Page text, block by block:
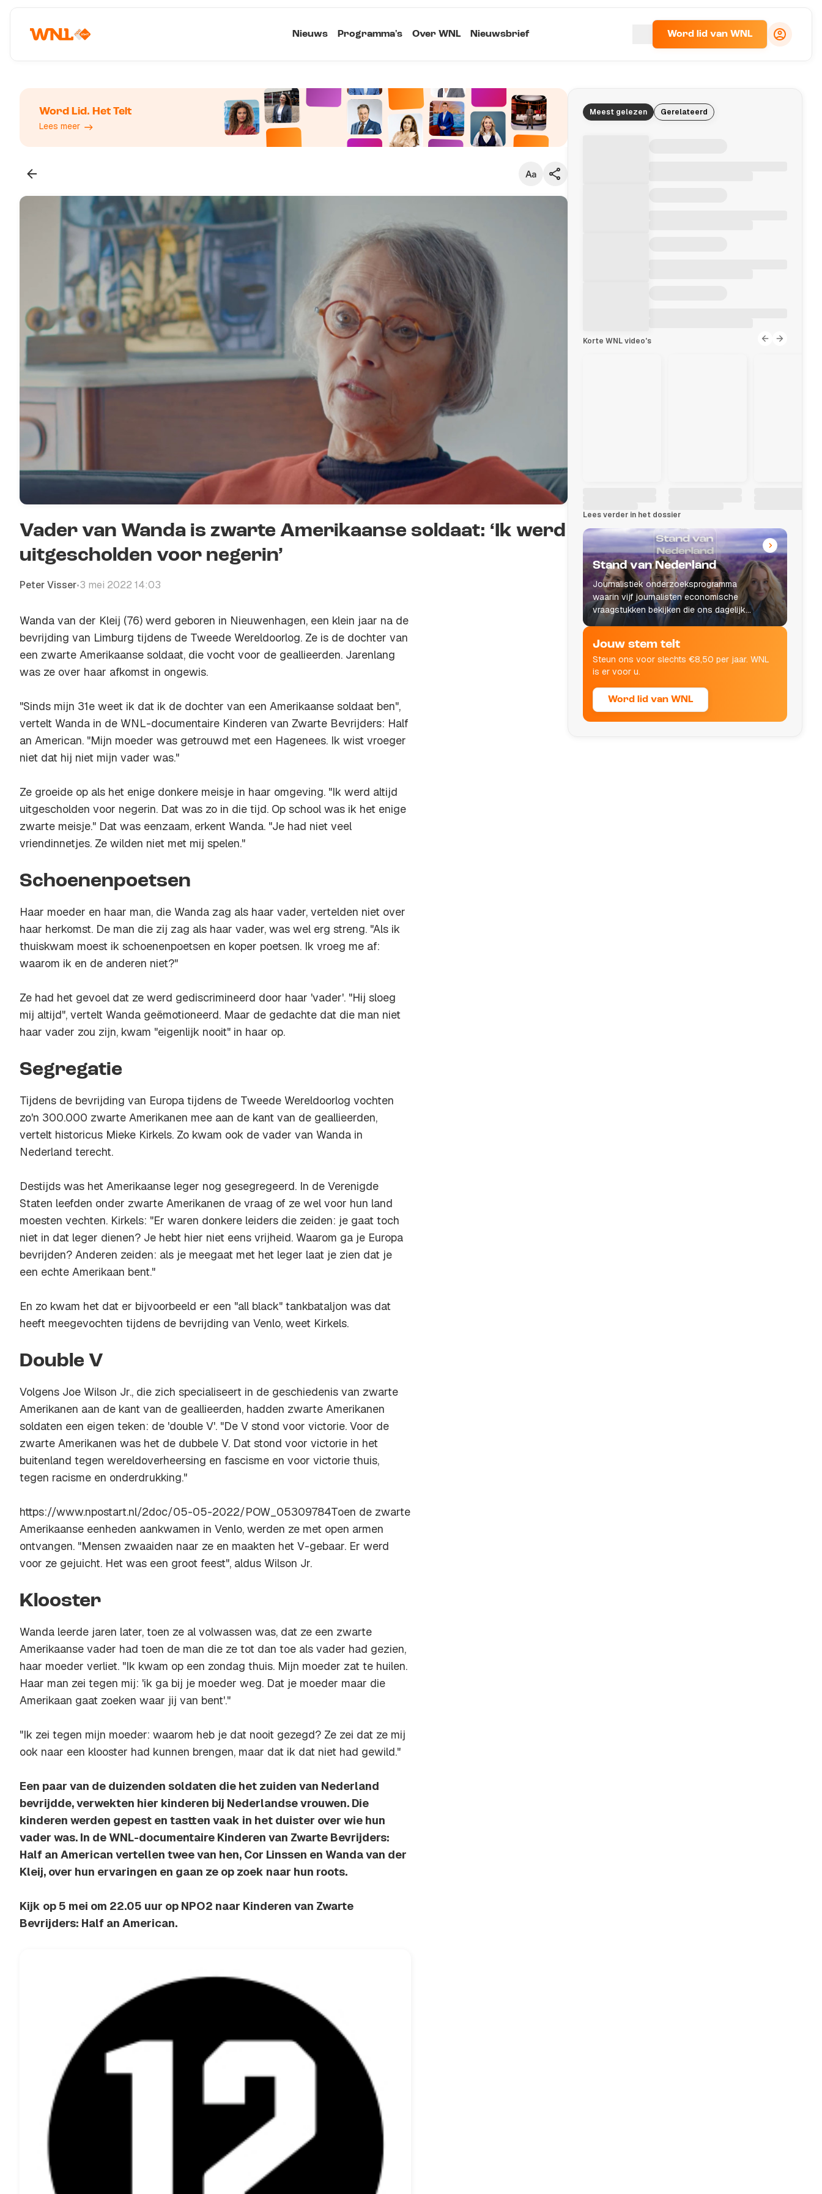
Nieuws Programma's Over WNL Nieuwsbrief Word lid van WNL
Word Lid. Het Telt
Lees meer
Vader van Wanda is zwarte Amerikaanse soldaat: ‘Ik werd
uitgescholden voor negerin’
Peter Visser•3 mei 2022 14:03
Wanda van der Kleij (76) werd geboren in Nieuwenhagen, een klein jaar na de
bevrijding van Limburg tijdens de Tweede Wereldoorlog. Ze is de dochter van
een zwarte Amerikaanse soldaat, die vocht voor de geallieerden. Jarenlang
was ze over haar afkomst in ongewis.
"Sinds mijn 31e weet ik dat ik de dochter van een Amerikaanse soldaat ben",
vertelt Wanda in de WNL-documentaire Kinderen van Zwarte Bevrijders: Half
an American. "Mijn moeder was getrouwd met een Hagenees. Ik wist vroeger
niet dat hij niet mijn vader was."
Ze groeide op als het enige donkere meisje in haar omgeving. "Ik werd altijd
uitgescholden voor negerin. Dat was zo in die tijd. Op school was ik het enige
zwarte meisje." Dat was eenzaam, erkent Wanda. "Je had niet veel
vriendinnetjes. Ze wilden niet met mij spelen."
Schoenenpoetsen
Haar moeder en haar man, die Wanda zag als haar vader, vertelden niet over
haar herkomst. De man die zij zag als haar vader, was wel erg streng. "Als ik
thuiskwam moest ik schoenenpoetsen en koper poetsen. Ik vroeg me af:
waarom ik en de anderen niet?"
Ze had het gevoel dat ze werd gediscrimineerd door haar 'vader'. "Hij sloeg
mij altijd", vertelt Wanda geëmotioneerd. Maar de gedachte dat die man niet
haar vader zou zijn, kwam "eigenlijk nooit" in haar op.
Segregatie
Tijdens de bevrijding van Europa tijdens de Tweede Wereldoorlog vochten
zo'n 300.000 zwarte Amerikanen mee aan de kant van de geallieerden,
vertelt historicus Mieke Kirkels. Zo kwam ook de vader van Wanda in
Nederland terecht.
Destijds was het Amerikaanse leger nog gesegregeerd. In de Verenigde
Staten leefden onder zwarte Amerikanen de vraag of ze wel voor hun land
moesten vechten. Kirkels: "Er waren donkere leiders die zeiden: je gaat toch
niet in dat leger dienen? Je hebt hier niet eens vrijheid. Waarom ga je Europa
bevrijden? Anderen zeiden: als je meegaat met het leger laat je zien dat je
een echte Amerikaan bent."
En zo kwam het dat er bijvoorbeeld er een "all black" tankbataljon was dat
heeft meegevochten tijdens de bevrijding van Venlo, weet Kirkels.
Double V
Volgens Joe Wilson Jr., die zich specialiseert in de geschiedenis van zwarte
Amerikanen aan de kant van de geallieerden, hadden zwarte Amerikanen
soldaten een eigen teken: de 'double V'. "De V stond voor victorie. Voor de
zwarte Amerikanen was het de dubbele V. Dat stond voor victorie in het
buitenland tegen wereldoverheersing en fascisme en voor victorie thuis,
tegen racisme en onderdrukking."
https://www.npostart.nl/2doc/05-05-2022/POW_05309784Toen de zwarte
Amerikaanse eenheden aankwamen in Venlo, werden ze met open armen
ontvangen. "Mensen zwaaiden naar ze en maakten het V-gebaar. Er werd
voor ze gejuicht. Het was een groot feest", aldus Wilson Jr.
Klooster
Wanda leerde jaren later, toen ze al volwassen was, dat ze een zwarte
Amerikaanse vader had toen de man die ze tot dan toe als vader had gezien,
haar moeder verliet. "Ik kwam op een zondag thuis. Mijn moeder zat te huilen.
Haar man zei tegen mij: 'ik ga bij je moeder weg. Dat je moeder maar die
Amerikaan gaat zoeken waar jij van bent'."
"Ik zei tegen mijn moeder: waarom heb je dat nooit gezegd? Ze zei dat ze mij
ook naar een klooster had kunnen brengen, maar dat ik dat niet had gewild."
Een paar van de duizenden soldaten die het zuiden van Nederland
bevrijdde, verwekten hier kinderen bij Nederlandse vrouwen. Die
kinderen werden gepest en tastten vaak in het duister over wie hun
vader was. In de WNL-documentaire Kinderen van Zwarte Bevrijders:
Half an American vertellen twee van hen, Cor Linssen en Wanda van der
Kleij, over hun ervaringen en gaan ze op zoek naar hun roots.
Kijk op 5 mei om 22.05 uur op NPO2 naar Kinderen van Zwarte
Bevrijders: Half an American.
Meest gelezen Gerelateerd
Korte WNL video's
Lees verder in het dossier
Stand van Nederland
Journalistiek onderzoeksprogramma
waarin vijf journalisten economische
vraagstukken bekijken die ons dagelijks
leven raken.
Jouw stem telt
Steun ons voor slechts €8,50 per jaar. WNL
is er voor u.
Word lid van WNL